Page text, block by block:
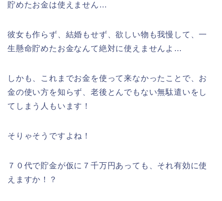
貯めたお金は使えません…
彼女も作らず、結婚もせず、欲しい物も我慢して、一
生懸命貯めたお金なんて絶対に使えませんよ…
しかも、これまでお金を使って来なかったことで、お
金の使い方を知らず、老後とんでもない無駄遣いをし
てしまう人もいます！
そりゃそうですよね！
７０代で貯金が仮に７千万円あっても、それ有効に使
えますか！？